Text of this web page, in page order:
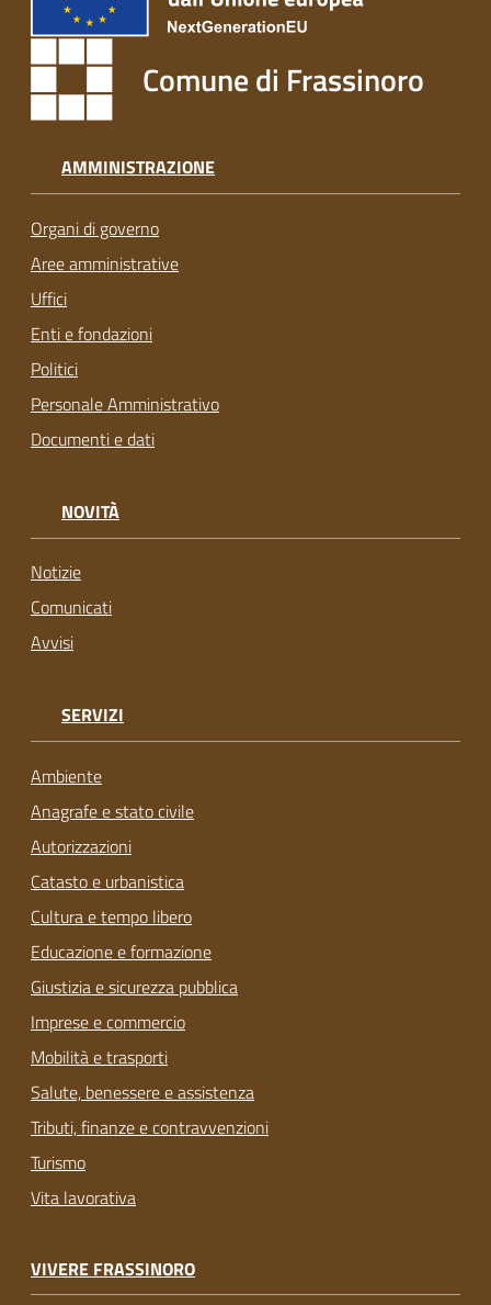
Comune di Frassinoro
AMMINISTRAZIONE
Organi di governo
Aree amministrative
Uffici
Enti e fondazioni
Politici
Personale Amministrativo
Documenti e dati
NOVITÀ
Notizie
Comunicati
Avvisi
SERVIZI
Ambiente
Anagrafe e stato civile
Autorizzazioni
Catasto e urbanistica
Cultura e tempo libero
Educazione e formazione
Giustizia e sicurezza pubblica
Imprese e commercio
Mobilità e trasporti
Salute, benessere e assistenza
Tributi, finanze e contravvenzioni
Turismo
Vita lavorativa
VIVERE FRASSINORO